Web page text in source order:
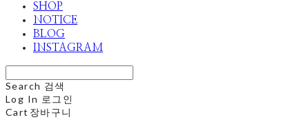
SHOP
NOTICE
BLOG
INSTAGRAM
Search 검색
Log In 로그인
Cart 장바구니